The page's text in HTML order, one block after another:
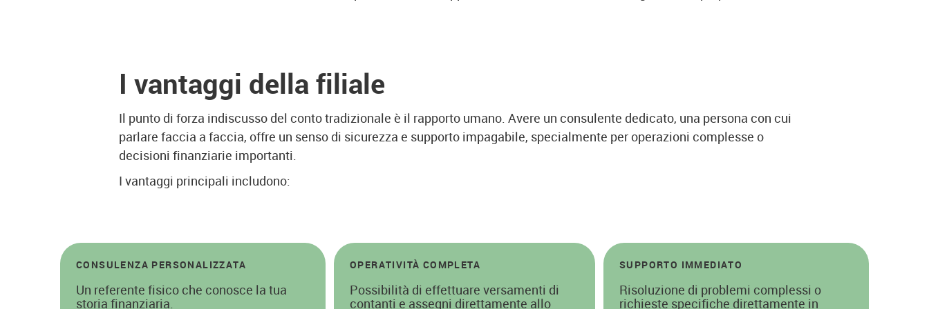
I vantaggi della filiale
Il punto di forza indiscusso del conto tradizionale è il rapporto umano. Avere un consulente dedicato, una persona con cui
parlare faccia a faccia, offre un senso di sicurezza e supporto impagabile, specialmente per operazioni complesse o
decisioni finanziarie importanti.
I vantaggi principali includono:
CONSULENZA PERSONALIZZATA
Un referente fisico che conosce la tua
storia finanziaria.
OPERATIVITÀ COMPLETA
Possibilità di effettuare versamenti di
contanti e assegni direttamente allo
SUPPORTO IMMEDIATO
Risoluzione di problemi complessi o
richieste specifiche direttamente in